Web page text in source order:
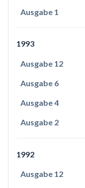
Ausgabe 1
1993
Ausgabe 12
Ausgabe 6
Ausgabe 4
Ausgabe 2
1992
Ausgabe 12